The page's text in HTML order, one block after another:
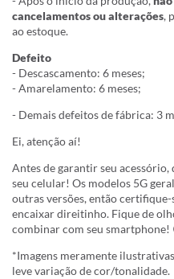
cancelamentos ou alterações,
ao estoque.
Defeito
- Descascamento: 6 meses;
- Amarelamento: 6 meses;
- Demais defeitos de fábrica: 3
Ei, atenção aí!
Antes de garantir seu
seu celular! Os modelos 5G
outras versões, então certifique-
encaixar direitinho. Fique de
combinar com seu smartphone!
*Imagens meramente
leve variação de cor/tonalidade.